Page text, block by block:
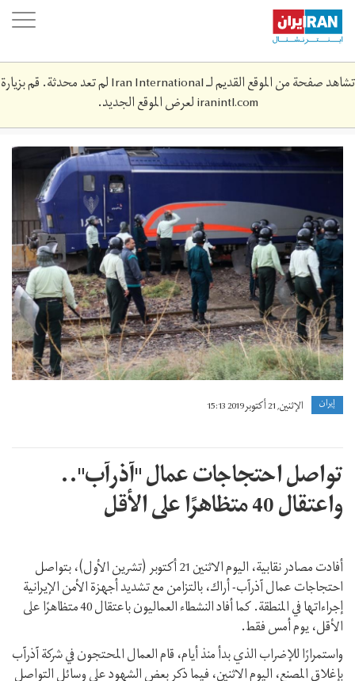
Skip
main
content
تشاهد صفحة من الموقع القديم لـ Iran International لم تعد محدثة. قم بزيارة
iranintl.comلعرض الموقع الجديد.
61466369.jpg
إيران الإثنين, 21 أكتوبر 2019 15:13
تواصل احتجاجات عمال "آذرآب"..
واعتقال 40 متظاهرًا على الأقل
أفادت مصادر نقابية، اليوم الاثنين 21 أكتوبر (تشرين الأول)، بتواصل
احتجاجات عمال آذرآب- أراك، بالتزامن مع تشدید أجهزة الأمن الإيرانية
إجراءاتها في المنطقة. كما أفاد النشطاء العماليون باعتقال 40 متظاهرًا على
الأقل، یوم أمس فقط.
واستمرارًا للإضراب الذي بدأ منذ أیام، قام العمال المحتجون في شركة آذرآب